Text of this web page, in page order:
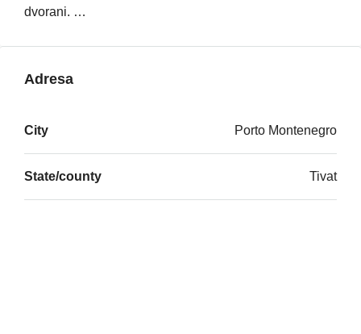
dvorani. …
Adresa
City Porto Montenegro
State/county Tivat